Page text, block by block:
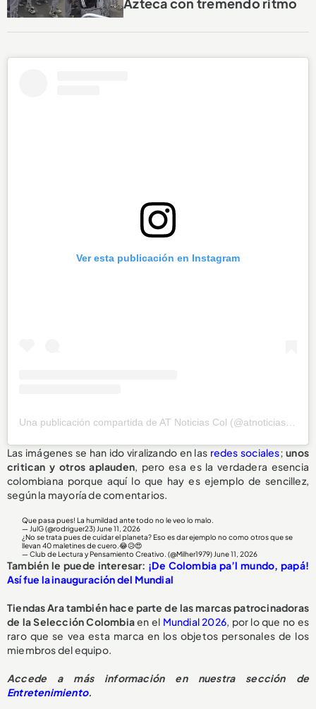
Ver esta publicación en Instagram
Una publicación compartida de AT Noticias Col (@atnoticias_col_)
Las imágenes se han ido viralizando en las redes sociales;unos
critican y otros aplauden, pero esa es la verdadera esencia
colombiana porque aquí lo que hay es ejemplo de sencillez,
según la mayoría de comentarios.
Que pasa pues! La humildad ante todo no le veo lo malo.
— JulG (@rodriguer23) June 11, 2026
¿No se trata pues de cuidar el planeta? Eso es dar ejemplo no como otros que se
llevan 40 maletines de cuero.😂😥😍
— Club de Lectura y Pensamiento Creativo. (@Milher1979) June 11, 2026
También le puede interesar: ¡De Colombia pa’l mundo, papá!
Así fue la inauguración del Mundial
Tiendas Ara también hace parte de las marcas patrocinadoras
de la Selección Colombiaen el Mundial 2026, por lo que no es
raro que se vea esta marca en los objetos personales de los
miembros del equipo.
Accede a más información en nuestra sección de
Entretenimiento.